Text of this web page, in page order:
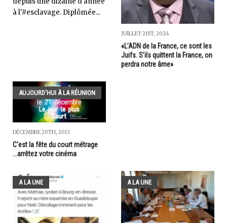
à l'#esclavage. Diplômée...
JUILLET 21ST, 2024
«L’ADN de la France, ce sont les
Juifs. S’ils quittent la France, on
perdra notre âme»
AUJOURD'HUI À LA RÉUNION
DÉCEMBRE 20TH, 2013
C'est la fête du court métrage
...arrêtez votre cinéma
A LA UNE A LA UNE